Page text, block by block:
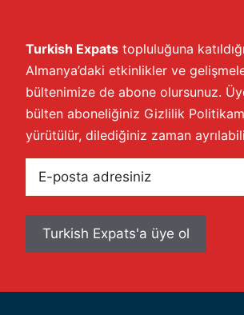
Turkish Expats topluluğuna
Almanya’daki etkinlikler ve
bültenimize de abone olursunuz.
bülten aboneliğiniz Gizlilik
yürütülür, dilediğiniz zaman
posta
adresiniz